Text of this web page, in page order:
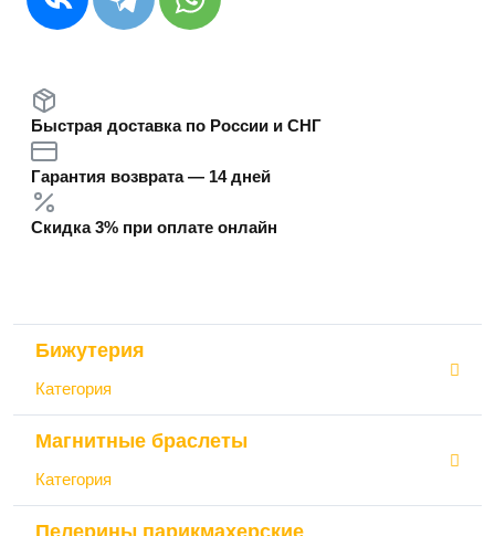
Быстрая доставка по России и СНГ
Гарантия возврата — 14 дней
Скидка 3% при оплате онлайн
Бижутерия
Категория
Магнитные браслеты
Категория